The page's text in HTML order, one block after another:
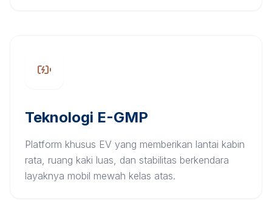
Teknologi E-GMP
Platform khusus EV yang memberikan lantai kabin
rata, ruang kaki luas, dan stabilitas berkendara
layaknya mobil mewah kelas atas.